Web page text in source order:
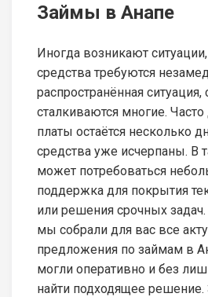
Займы в Анапе
Иногда возникают
средства требуются
распространённая ситуация,
сталкиваются многие. Часто
платы остаётся несколько
средства уже исчерпаны. В
может потребоваться
поддержка для покрытия
или решения срочных
мы собрали для вас все
предложения по займам в
могли оперативно и без
найти подходящее решение.